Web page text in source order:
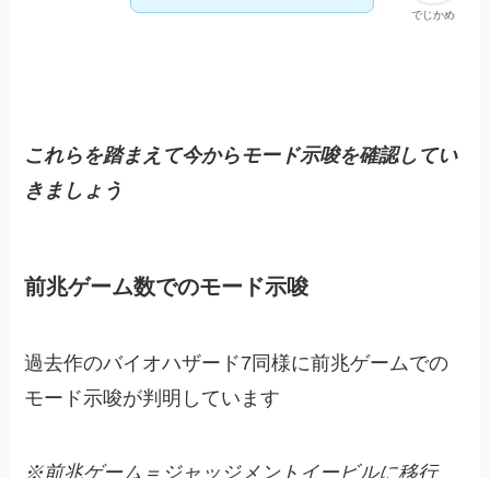
でじかめ
これらを踏まえて今からモード示唆を確認してい
きましょう
前兆ゲーム数でのモード示唆
過去作のバイオハザード7同様に前兆ゲームでの
モード示唆が判明しています
※前兆ゲーム＝ジャッジメントイービルに移行